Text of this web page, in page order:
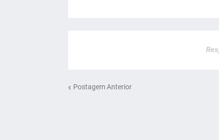
Postagem Anterior